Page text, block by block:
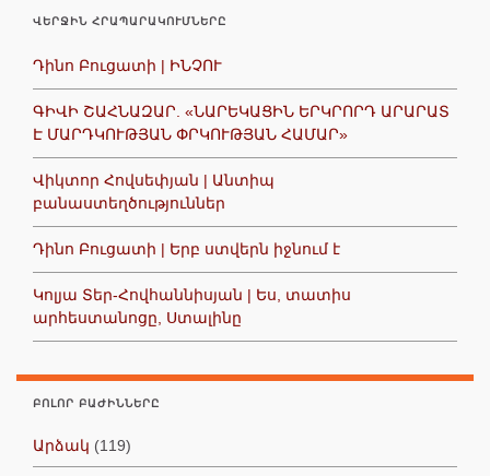
ՎԵՐՋԻՆ ՀՐԱՊԱՐԱԿՈՒՄՆԵՐԸ
Դինո Բուցատի | ԻՆՉՈՒ
ԳԻՎԻ ՇԱՀՆԱԶԱՐ. «ՆԱՐԵԿԱՑԻՆ ԵՐԿՐՈՐԴ ԱՐԱՐԱՏ
Է ՄԱՐԴԿՈՒԹՅԱՆ ՓՐԿՈՒԹՅԱՆ ՀԱՄԱՐ»
Վիկտոր Հովսեփյան | Անտիպ
բանաստեղծություններ
Դինո Բուցատի | Երբ ստվերն իջնում է
Կոլյա Տեր-Հովհաննիսյան | Ես, տատիս
արհեստանոցը, Ստալինը
ԲՈԼՈՐ ԲԱԺԻՆՆԵՐԸ
Արձակ (119)